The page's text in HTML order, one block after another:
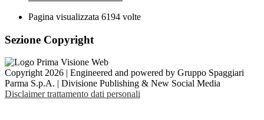
Pagina visualizzata 6194 volte
Sezione Copyright
Copyright 2026 | Engineered and powered by Gruppo Spaggiari
Parma S.p.A. | Divisione Publishing & New Social Media
Disclaimer trattamento dati personali